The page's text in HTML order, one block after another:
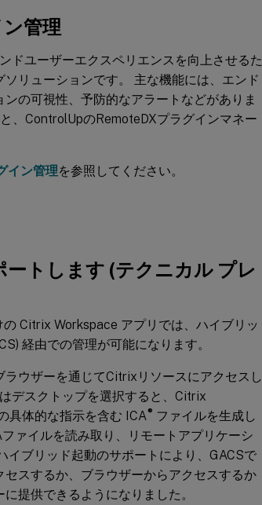
管理
ドユーザーエクスペリエンスを向上させるた
リューションです。 主な機能には、エンド
の可視性、予防的なアラートなどがありま
、ControlUpのRemoteDXプラグインマネー
イン管理を参照してください。
トします (テクニカル プレ
Citrix Workspace アプリでは、ハイブリッ
経由での管理が可能になります。
ウザーを通じてCitrixリソースにアクセスし
デスクトップを選択すると、Citrix
具体的な指示を含む ICA® ファイルを生成し
ァイルを読み取り、リモートアプリケーシ
イブリッド起動のサポートにより、GACSで
スするか、ブラウザーからアクセスするか
提供できるようになりました。